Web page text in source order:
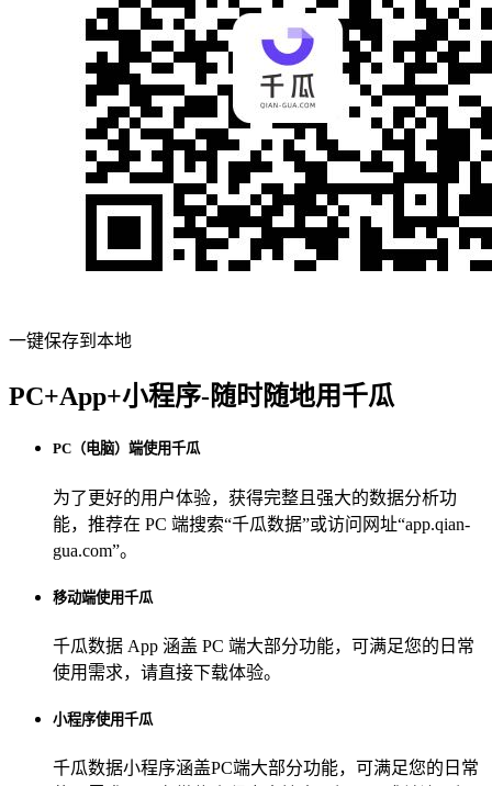
一键保存到本地
PC+App+小程序-随时随地用千瓜
PC（电脑）端使用千瓜
为了更好的用户体验，获得完整且强大的数据分析功
能，推荐在 PC 端搜索“千瓜数据”或访问网址“app.qian-
gua.com”。
移动端使用千瓜
千瓜数据 App 涵盖 PC 端大部分功能，可满足您的日常
使用需求，请直接下载体验。
小程序使用千瓜
千瓜数据小程序涵盖PC端大部分功能，可满足您的日常